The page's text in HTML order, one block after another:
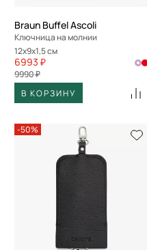
Braun Buffel Ascoli
Ключница на молнии
12x9x1,5 см
6993 ₽
9990 ₽
В КОРЗИНУ
-50%